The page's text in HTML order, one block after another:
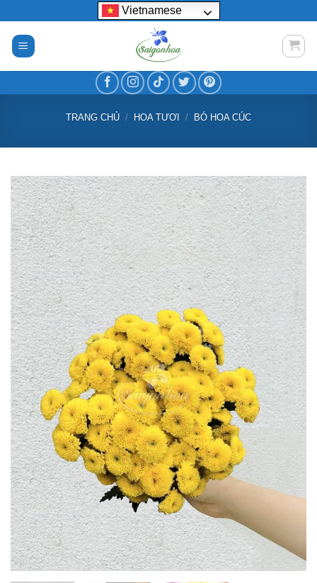
nội
dung
Vietnamese
TRANG CHỦ / HOA TƯƠI / BÓ HOA CÚC